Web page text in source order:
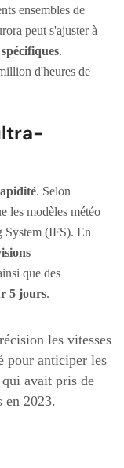
ensembles de
peut s'ajuster à
.
d'heures de
. Selon
les modèles météo
System (IFS). En
que des
5 jours.
les vitesses
pour anticiper les
avait pris de
en 2023.